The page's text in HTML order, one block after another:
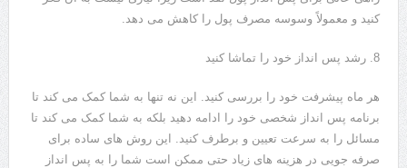
کنید و معمولاً وسوسه مصرف پول را کاهش می دهد.
8. رشد پس انداز خود را تماشا کنید
هر ماه پیشرفت خود را بررسی کنید. این نه تنها به شما کمک می کند تا
برنامه پس انداز شخصی خود را ادامه دهید بلکه به شما کمک می کند تا
مسائل را به سرعت تعیین و برطرف کنید. این روش های ساده برای
صرفه جویی در هزینه های زیاد حتی ممکن است شما را به پس انداز